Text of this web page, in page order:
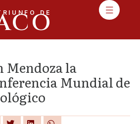
DE
Mendoza la
Mundial de